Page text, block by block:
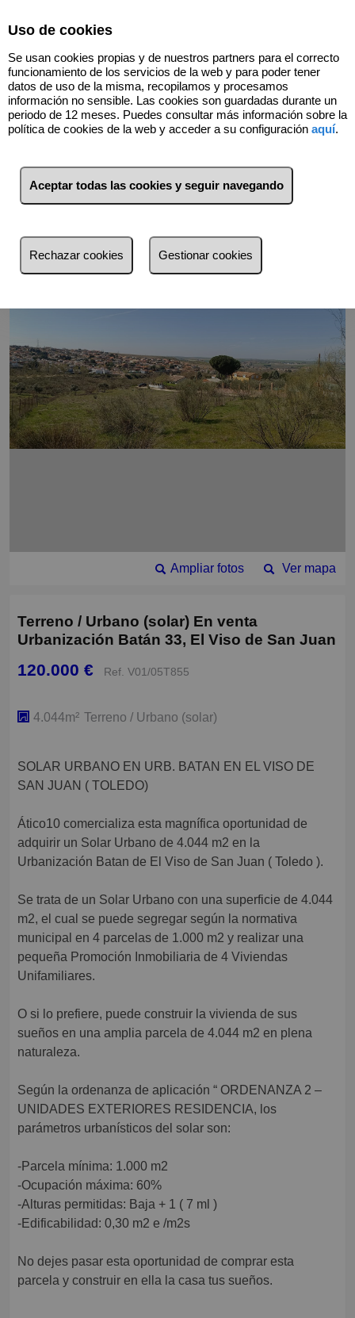
Volver
Ver mapa
Ampliar fotos
Terreno / Urbano (solar) En venta
Urbanización Batán 33, El Viso de San Juan
120.000 € Ref. V01/05T855
4.044m² Terreno / Urbano (solar)
SOLAR URBANO EN URB. BATAN EN EL VISO DE
SAN JUAN ( TOLEDO)
Ático10 comercializa esta magnífica oportunidad de
adquirir un Solar Urbano de 4.044 m2 en la
Urbanización Batan de El Viso de San Juan ( Toledo ).
Se trata de un Solar Urbano con una superficie de 4.044
m2, el cual se puede segregar según la normativa
municipal en 4 parcelas de 1.000 m2 y realizar una
pequeña Promoción Inmobiliaria de 4 Viviendas
Unifamiliares.
O si lo prefiere, puede construir la vivienda de sus
sueños en una amplia parcela de 4.044 m2 en plena
naturaleza.
Según la ordenanza de aplicación “ ORDENANZA 2 –
UNIDADES EXTERIORES RESIDENCIA, los
parámetros urbanísticos del solar son:
-Parcela mínima: 1.000 m2
-Ocupación máxima: 60%
-Alturas permitidas: Baja + 1 ( 7 ml )
-Edificabilidad: 0,30 m2 e /m2s
No dejes pasar esta oportunidad de comprar esta
parcela y construir en ella la casa tus sueños.
Uso de cookies
Se usan cookies propias y de nuestros partners para el correcto
funcionamiento de los servicios de la web y para poder tener
datos de uso de la misma, recopilamos y procesamos
información no sensible. Las cookies son guardadas durante un
periodo de 12 meses. Puedes consultar más información sobre la
política de cookies de la web y acceder a su configuración aquí.
Aceptar todas las cookies y seguir navegando
Rechazar cookies Gestionar cookies